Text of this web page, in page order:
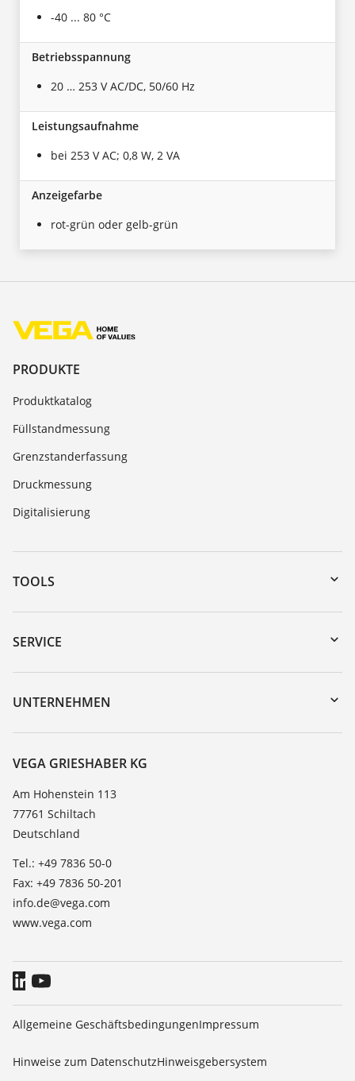
-40 ... 80 °C
Betriebsspannung
20 … 253 V AC/DC, 50/60 Hz
Leistungsaufnahme
bei 253 V AC; 0,8 W, 2 VA
Anzeigefarbe
rot-grün oder gelb-grün
PRODUKTE
Produktkatalog
Füllstandmessung
Grenzstanderfassung
Druckmessung
Digitalisierung
TOOLS
Download-Center
Gerätesuche (Seriennummer)
DTM Collection/PACTware
SERVICE
Geräterücksendung
Trainings
Beständigkeitsliste
TeamViewer
UNTERNEHMEN
Karriere
Über VEGA
Kontakt
News
Presse
Blog
VEGA GRIESHABER KG
Am Hohenstein 113
77761 Schiltach
Deutschland
Tel.: +49 7836 50-0
Fax: +49 7836 50-201
info.de@vega.com
www.vega.com
Allgemeine GeschäftsbedingungenImpressum
Hinweise zum DatenschutzHinweisgebersystem